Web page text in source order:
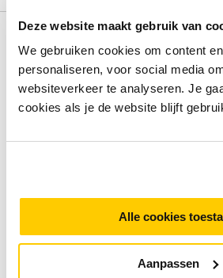
Deze website maakt gebruik van
We gebruiken cookies om content
personaliseren, voor social media
websiteverkeer te analyseren. Je
cookies als je de website blijft
Alle cookies
Aanpassen
Alternatieven
Vergelijk